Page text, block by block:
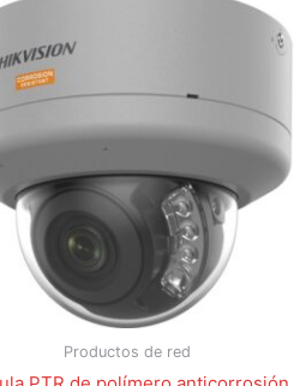
Productos de red